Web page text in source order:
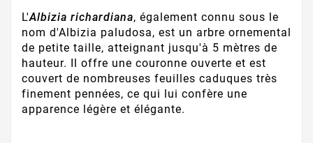
L'Albizia richardiana, également connu sous le
nom d'Albizia paludosa, est un arbre ornemental
de petite taille, atteignant jusqu'à 5 mètres de
hauteur. Il offre une couronne ouverte et est
couvert de nombreuses feuilles caduques très
finement pennées, ce qui lui confère une
apparence légère et élégante.